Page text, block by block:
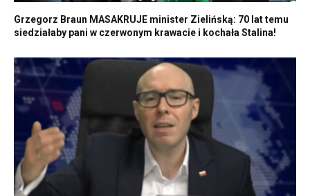
Grzegorz Braun MASAKRUJE minister Zielińską: 70 lat temu
siedziałaby pani w czerwonym krawacie i kochała Stalina!